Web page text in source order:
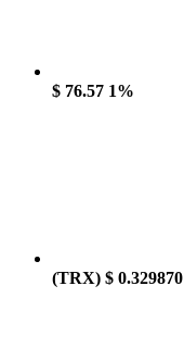
$ 76.57 1%
(TRX) $ 0.329870